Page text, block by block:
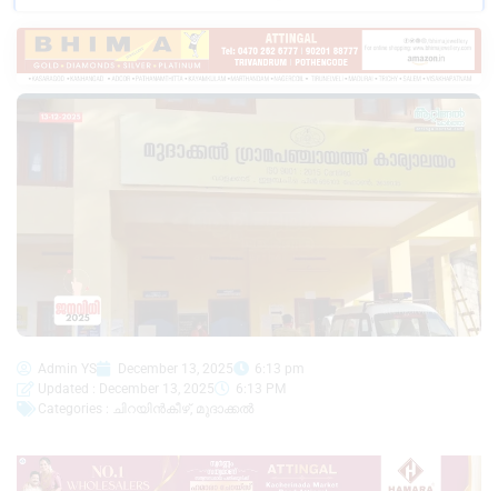
Admin YS December 13, 2025
6:13 pm
Updated : December 13, 2025
6:13 PM
Categories :
ചിറയിൻകീഴ് മുദാക്കൽ